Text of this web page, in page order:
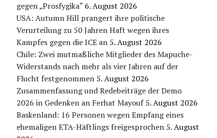
gegen „Prosfygika“ 6. August 2026
USA: Autumn Hill prangert ihre politische
Verurteilung zu 50 Jahren Haft wegen ihres
Kampfes gegen die ICE an 5. August 2026
Chile: Zwei mutmaßliche Mitglieder des Mapuche-
Widerstands nach mehr als vier Jahren auf der
Flucht festgenommen 5. August 2026
Zusammenfassung und Redebeiträge der Demo
2026 in Gedenken an Ferhat Mayouf 5. August 2026
Baskenland: 16 Personen wegen Empfang eines
ehemaligen ETA-Häftlings freigesprochen 5. August